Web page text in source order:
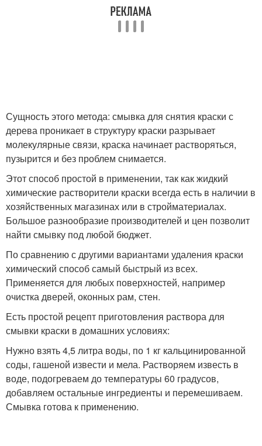
Сущность этого метода: смывка для снятия краски с
дерева проникает в структуру краски разрывает
молекулярные связи, краска начинает растворяться,
пузырится и без проблем снимается.
Этот способ простой в применении, так как жидкий
химические растворители краски всегда есть в наличии в
хозяйственных магазинах или в стройматериалах.
Большое разнообразие производителей и цен позволит
найти смывку под любой бюджет.
По сравнению с другими вариантами удаления краски
химический способ самый быстрый из всех.
Применяется для любых поверхностей, например
очистка дверей, оконных рам, стен.
Есть простой рецепт приготовления раствора для
смывки краски в домашних условиях:
Нужно взять 4,5 литра воды, по 1 кг кальцинированной
соды, гашеной извести и мела. Растворяем известь в
воде, подогреваем до температуры 60 градусов,
добавляем остальные ингредиенты и перемешиваем.
Смывка готова к применению.